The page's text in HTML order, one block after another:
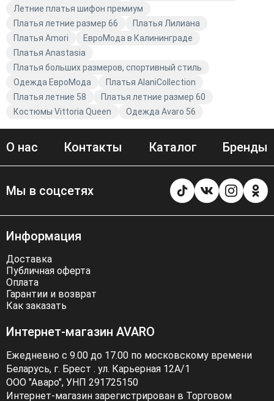
Наши модели подчеркнут вашу индивидуальность и
помогут создать неповторимый образ. Откройте для
себя мир моды с Avaro!
Летние платья шифон премиум
Платья летние размер 66
Платья Лилиана
Платья Amori
ЕвроМода в Калининграде
Платья Anastasia
Платья больших размеров, спортивный стиль
Одежда ЕвроМода
Платья AlaniCollection
Платья летние 58
Платья летние размер 60
Костюмы Vittoria Queen
Одежда Avaro 56
О нас Контакты Каталог Бренды
Мы в соцсетях
Информация
Доставка
Публичная оферта
Оплата
Гарантии и возврат
Как заказать
Интернет-магазин AVARO
Ежедневно с 9.00 до 17.00 по московскому времени
Беларусь, г. Брест . ул. Карьерная 12А/1
ООО "Аваро", УНП 291725150
Интернет-магазин зарегистрирован в Торговом